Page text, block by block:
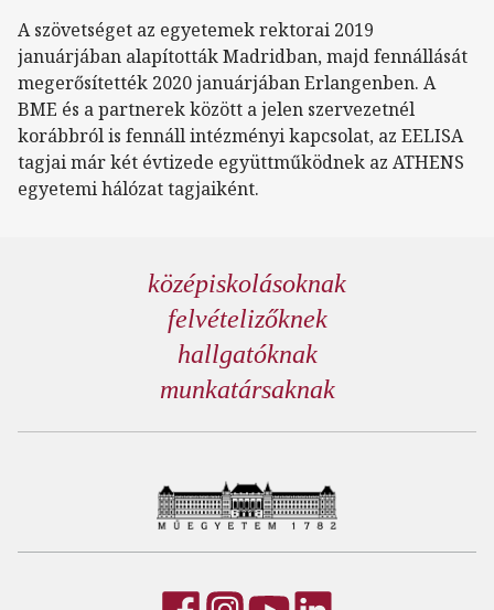
A szövetséget az egyetemek rektorai 2019
januárjában alapították Madridban, majd fennállását
megerősítették 2020 januárjában Erlangenben. A
BME és a partnerek között a jelen szervezetnél
korábbról is fennáll intézményi kapcsolat, az EELISA
tagjai már két évtizede együttműködnek az ATHENS
egyetemi hálózat tagjaiként.
középiskolásoknak
felvételizőknek
hallgatóknak
munkatársaknak